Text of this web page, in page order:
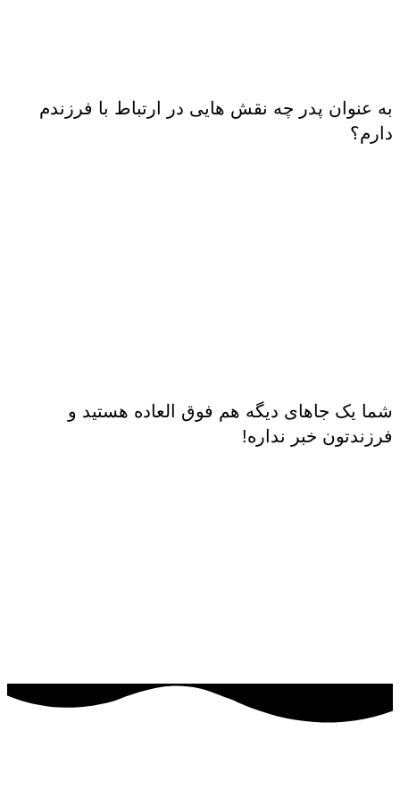
به عنوان پدر چه نقش هایی در ارتباط با فرزندم
دارم؟
شما یک جاهای دیگه هم فوق العاده هستید و
فرزندتون خبر نداره!